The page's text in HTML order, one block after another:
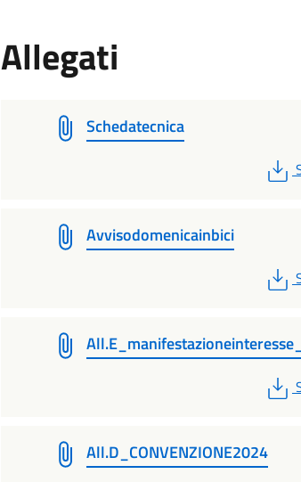
Allegati
Schedatecnica
Avvisodomenicainbici
All.D_CONVENZIONE2024